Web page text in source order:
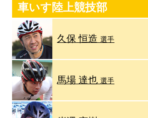
車いす陸上競技部
久保 恒造選手
馬場 達也選手